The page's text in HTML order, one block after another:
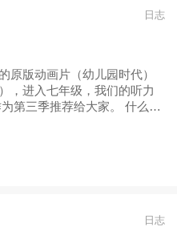
日志
原版动画片（幼儿园时代）
，进入七年级，我们的听力
季推荐给大家。 什么是
热点新闻...
日志